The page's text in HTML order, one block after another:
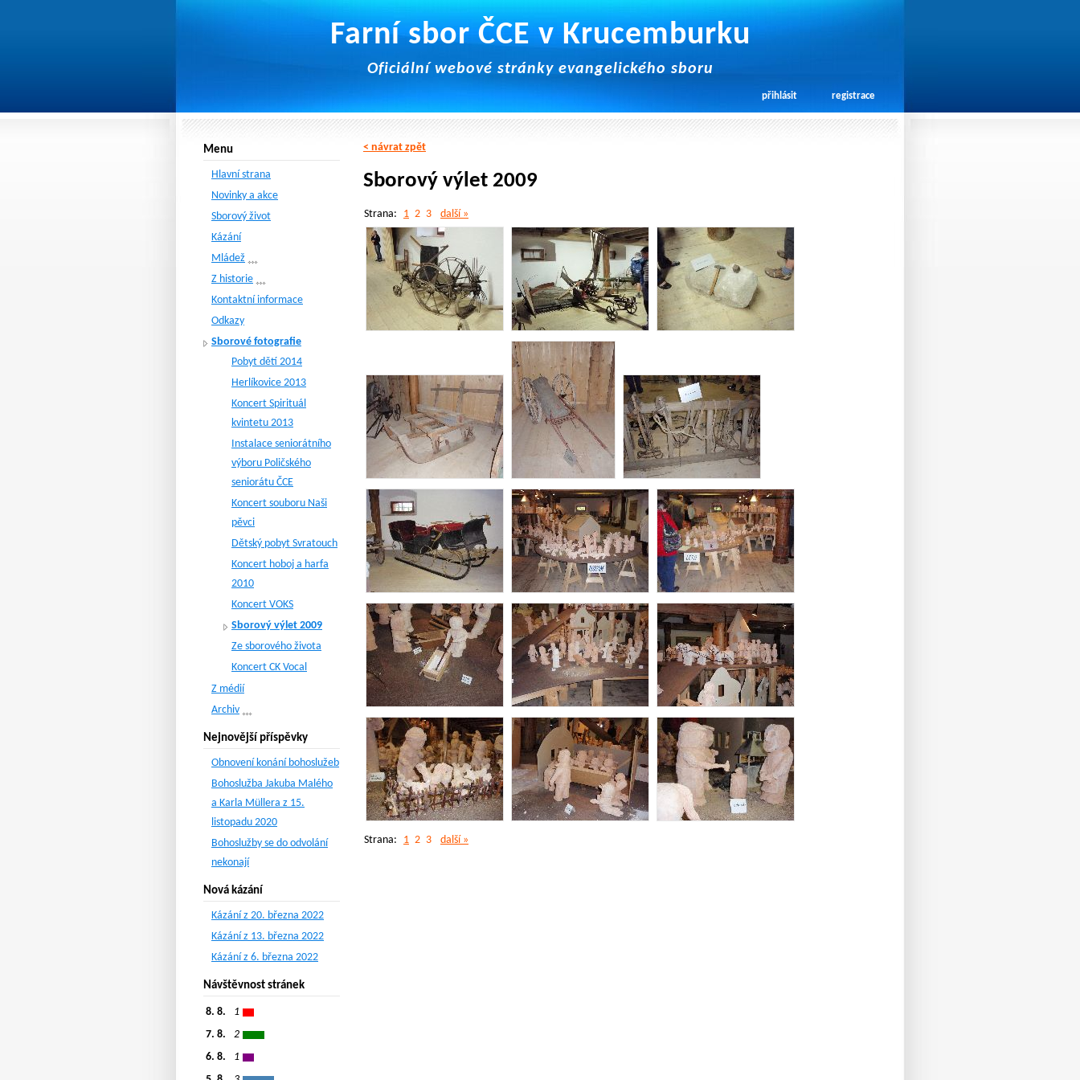
Farní sbor ČCE v Krucemburku
Oficiální webové stránky evangelického sboru
přihlásit registrace
< návrat zpět
Sborový výlet 2009
Strana: 1 2 3 další »
Strana: 1 2 3 další »
Menu
Hlavní strana
Novinky a akce
Sborový život
Kázání
Mládež
Z historie
Kontaktní informace
Odkazy
Sborové fotografie
Pobyt dětí 2014
Herlíkovice 2013
Koncert Spirituál
kvintetu 2013
Instalace seniorátního
výboru Poličského
seniorátu ČCE
Koncert souboru Naši
pěvci
Dětský pobyt Svratouch
Koncert hoboj a harfa
2010
Koncert VOKS
Sborový výlet 2009
Ze sborového života
Koncert CK Vocal
Z médií
Archiv
Nejnovější příspěvky
Obnovení konání bohoslužeb
Bohoslužba Jakuba Malého
a Karla Müllera z 15.
listopadu 2020
Bohoslužby se do odvolání
nekonají
Nová kázání
Kázání z 20. března 2022
Kázání z 13. března 2022
Kázání z 6. března 2022
Návštěvnost stránek
8. 8.
1
7. 8.
2
6. 8.
1